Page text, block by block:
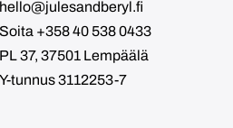
hello@julesandberyl.fi
Soita +358 40 538 0433
PL 37, 37501 Lempäälä
Y-tunnus 3112253-7